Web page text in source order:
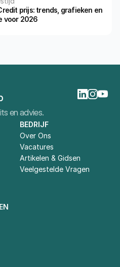
prijs: trends, grafieken en
voor 2026
en advies.
BEDRIJF
Over Ons
Vacatures
Artikelen & Gidsen
Veelgestelde Vragen